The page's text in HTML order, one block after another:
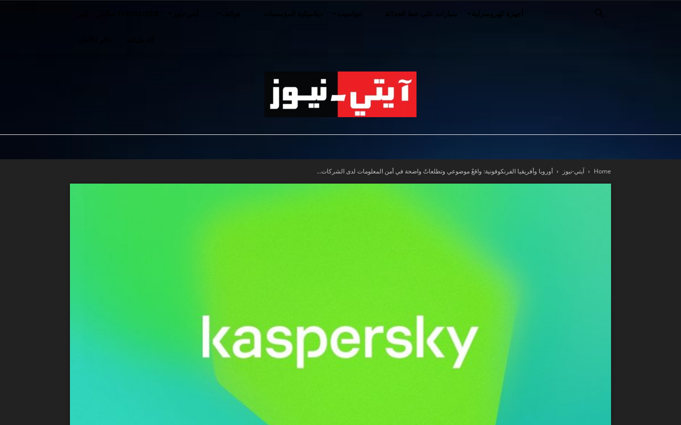
سيارات على خط الحداثة أجهزة كهرومنزلية
Home آيتي-نيوز أوروبا وأفريقيا الفرنكوفونية: واقعٌ موضوعي وتطلعاتٌ واضحة في أمن المعلومات لدى الشركات...